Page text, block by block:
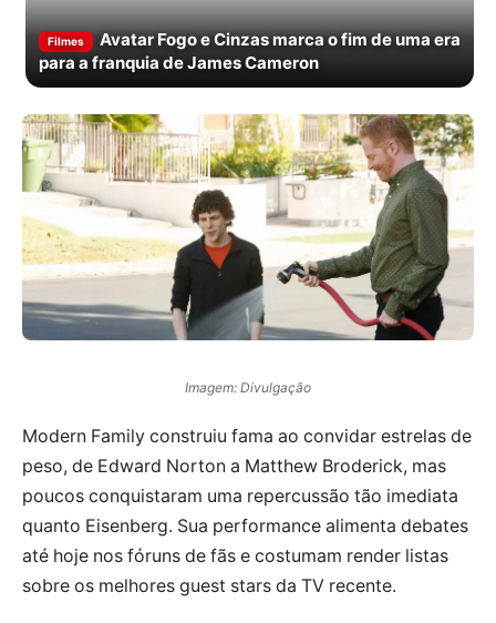
Filmes
Avatar Fogo e Cinzas marca o fim de uma era
para a franquia de James Cameron
Imagem: Divulgação
Modern Family construiu fama ao convidar estrelas de
peso, de Edward Norton a Matthew Broderick, mas
poucos conquistaram uma repercussão tão imediata
quanto Eisenberg. Sua performance alimenta debates
até hoje nos fóruns de fãs e costumam render listas
sobre os melhores guest stars da TV recente.